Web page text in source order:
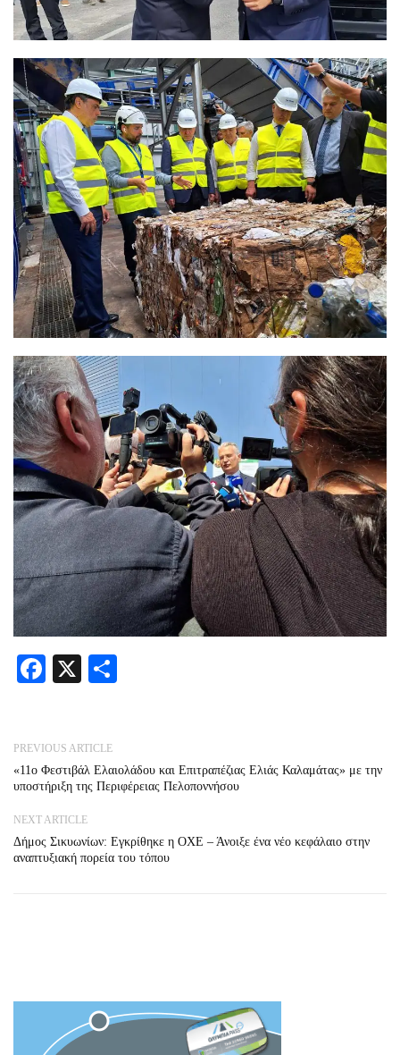
Facebook
X
PREVIOUS ARTICLE
«11ο Φεστιβάλ Ελαιολάδου και Επιτραπέζιας Ελιάς Καλαμάτας» με την
υποστήριξη της Περιφέρειας Πελοποννήσου
NEXT ARTICLE
Δήμος Σικυωνίων: Εγκρίθηκε η ΟΧΕ – Άνοιξε ένα νέο κεφάλαιο στην
αναπτυξιακή πορεία του τόπου